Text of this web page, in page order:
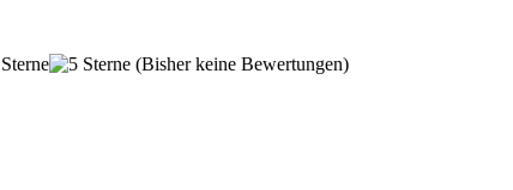
(Bisher keine Bewertungen)